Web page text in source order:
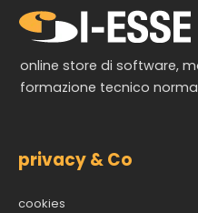
online store di software,
formazione tecnico
privacy & Co
cookies